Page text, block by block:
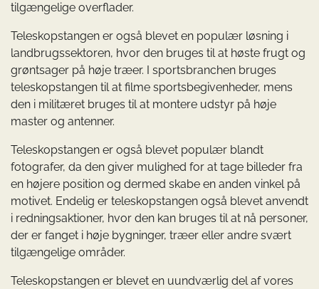
tilgængelige overflader.
Teleskopstangen er også blevet en populær løsning i
landbrugssektoren, hvor den bruges til at høste frugt og
grøntsager på høje træer. I sportsbranchen bruges
teleskopstangen til at filme sportsbegivenheder, mens
den i militæret bruges til at montere udstyr på høje
master og antenner.
Teleskopstangen er også blevet populær blandt
fotografer, da den giver mulighed for at tage billeder fra
en højere position og dermed skabe en anden vinkel på
motivet. Endelig er teleskopstangen også blevet anvendt
i redningsaktioner, hvor den kan bruges til at nå personer,
der er fanget i høje bygninger, træer eller andre svært
tilgængelige områder.
Teleskopstangen er blevet en uundværlig del af vores